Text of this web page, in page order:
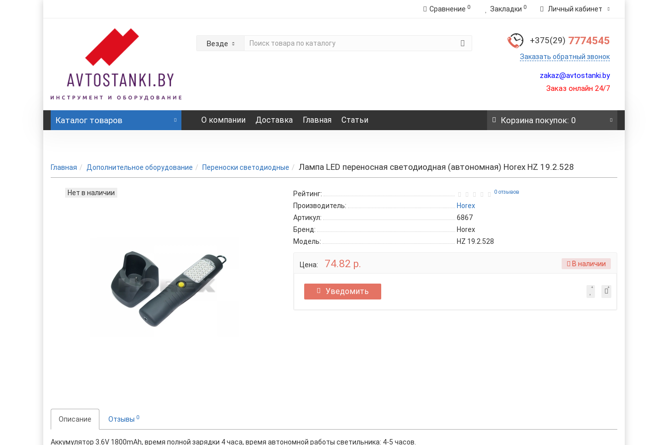
Сравнение 0 Закладки 0 Личный кабинет
Везде +375(29) 7774545
Заказать обратный звонок
zakaz@avtostanki.by
Заказ онлайн 24/7
Каталог товаров О компании Доставка Главная Статьи Корзинапокупок: 0
Главная Дополнительное оборудование Переноски светодиодные Лампа LED переносная светодиодная (автономная) Horex HZ 19.2.528
Нет в наличии Рейтинг: 0 отзывов
Производитель:
Horex
Артикул:
6867
Бренд:
Horex
Модель:
HZ 19.2.528
Цена: 74.82 р. В наличии
Уведомить
Описание Отзывы 0
Аккумулятор 3.6V 1800mAh, время полной зарядки 4 часа, время автономной работы светильника: 4-5 часов.